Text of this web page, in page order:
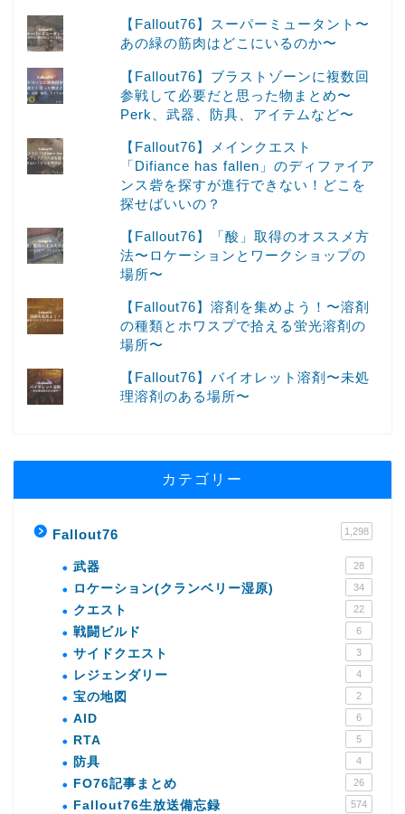
【Fallout76】スーパーミュータント〜
あの緑の筋肉はどこにいるのか〜
【Fallout76】ブラストゾーンに複数回
参戦して必要だと思った物まとめ〜
Perk、武器、防具、アイテムなど〜
【Fallout76】メインクエスト
「Difiance has fallen」のディファイア
ンス砦を探すが進行できない！どこを
探せばいいの？
【Fallout76】「酸」取得のオススメ方
法〜ロケーションとワークショップの
場所〜
【Fallout76】溶剤を集めよう！〜溶剤
の種類とホワスプで拾える蛍光溶剤の
場所〜
【Fallout76】バイオレット溶剤〜未処
理溶剤のある場所〜
カテゴリー
Fallout76 1,298
武器 28
ロケーション(クランベリー湿原) 34
クエスト 22
戦闘ビルド 6
サイドクエスト 3
レジェンダリー 4
宝の地図 2
AID 6
RTA 5
防具 4
FO76記事まとめ 26
Fallout76生放送備忘録 574